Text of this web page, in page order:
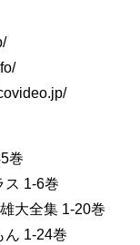
巻
ス 1-6巻
大全集 1-20巻
ん 1-24巻